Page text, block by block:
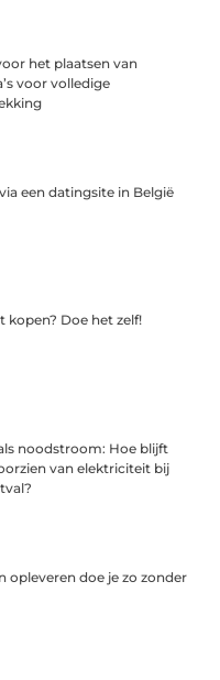
het plaatsen van
voor volledige
een datingsite in België
kopen? Doe het zelf!
noodstroom: Hoe blijft
van elektriciteit bij
opleveren doe je zo zonder